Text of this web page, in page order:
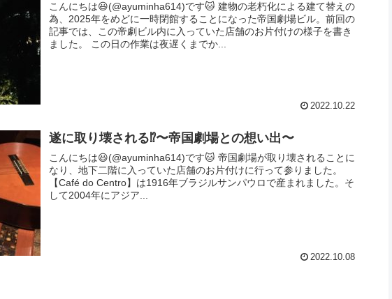
こんにちは😃(@ayuminha614)です🐱 建物の老朽化による建て替えの
為、2025年をめどに一時閉館することになった帝国劇場ビル。前回の
記事では、この帝劇ビル内に入っていた店舗のお片付けの様子を書き
ました。 この日の作業は夜遅くまでか...
2022.10.22
遂に取り壊される⁉︎〜帝国劇場との想い出〜
こんにちは😃(@ayuminha614)です🐱 帝国劇場が取り壊されることに
なり、地下二階に入っていた店舗のお片付けに行って参りました。
【Café do Centro】は1916年ブラジルサンパウロで産まれました。そ
して2004年にアジア...
2022.10.08